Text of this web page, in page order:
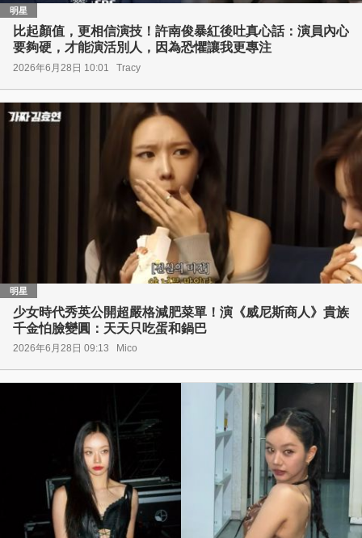
明星
比起顏值，更相信演技！許南俊暴紅後吐真心話：演員內心
要夠硬，才能演活別人，因為恐懼讓我更專注
2026年6月28日 10:01 Tracy
明星
少女時代秀英公開超嚴格減肥菜單！演《威尼斯商人》貴族
千金怕臉變圓：天天只吃蛋和鍋巴
2026年6月28日 09:13 Mico